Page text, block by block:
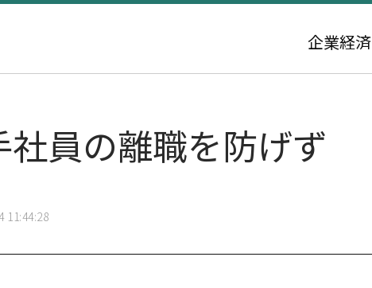
企業経済
員の離職を防げず
11:44:28